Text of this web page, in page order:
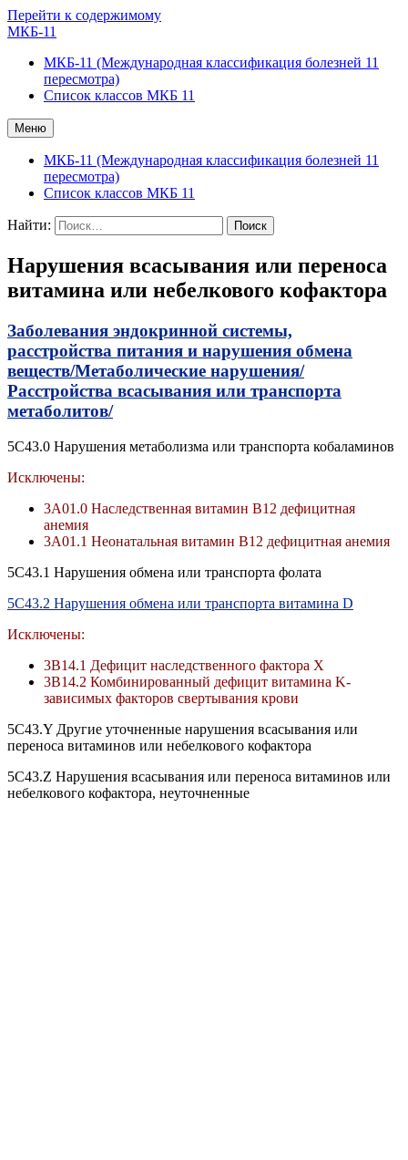
Перейти к содержимому
МКБ-11
МКБ-11 (Международная классификация болезней 11
пересмотра)
Список классов МКБ 11
Меню
МКБ-11 (Международная классификация болезней 11
пересмотра)
Список классов МКБ 11
Найти:
Нарушения всасывания или переноса
витамина или небелкового кофактора
Заболевания эндокринной системы,
расстройства питания и нарушения обмена
веществ/Метаболические нарушения/
Расстройства всасывания или транспорта
метаболитов/
5C43.0 Нарушения метаболизма или транспорта кобаламинов
Исключены:
3A01.0 Наследственная витамин B12 дефицитная
анемия
3A01.1 Неонатальная витамин B12 дефицитная анемия
5C43.1 Нарушения обмена или транспорта фолата
5C43.2 Нарушения обмена или транспорта витамина D
Исключены:
3B14.1 Дефицит наследственного фактора X
3B14.2 Комбинированный дефицит витамина K-
зависимых факторов свертывания крови
5C43.Y Другие уточненные нарушения всасывания или
переноса витаминов или небелкового кофактора
5C43.Z Нарушения всасывания или переноса витаминов или
небелкового кофактора, неуточненные